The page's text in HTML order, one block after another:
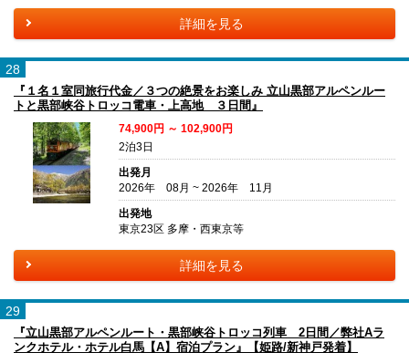
詳細を見る
28
『１名１室同旅行代金／３つの絶景をお楽しみ 立山黒部アルペンルー
トと黒部峡谷トロッコ電車・上高地 ３日間』
74,900円 ～ 102,900円
2泊3日
出発月
2026年 08月 ~ 2026年 11月
出発地
東京23区 多摩・西東京等
詳細を見る
29
『立山黒部アルペンルート・黒部峡谷トロッコ列車 2日間／弊社Aラ
ンクホテル・ホテル白馬【A】宿泊プラン』【姫路/新神戸発着】